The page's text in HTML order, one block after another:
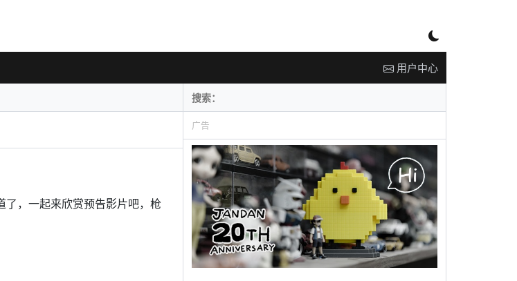
用户中心
，一起来欣赏预告影片吧，枪
广告